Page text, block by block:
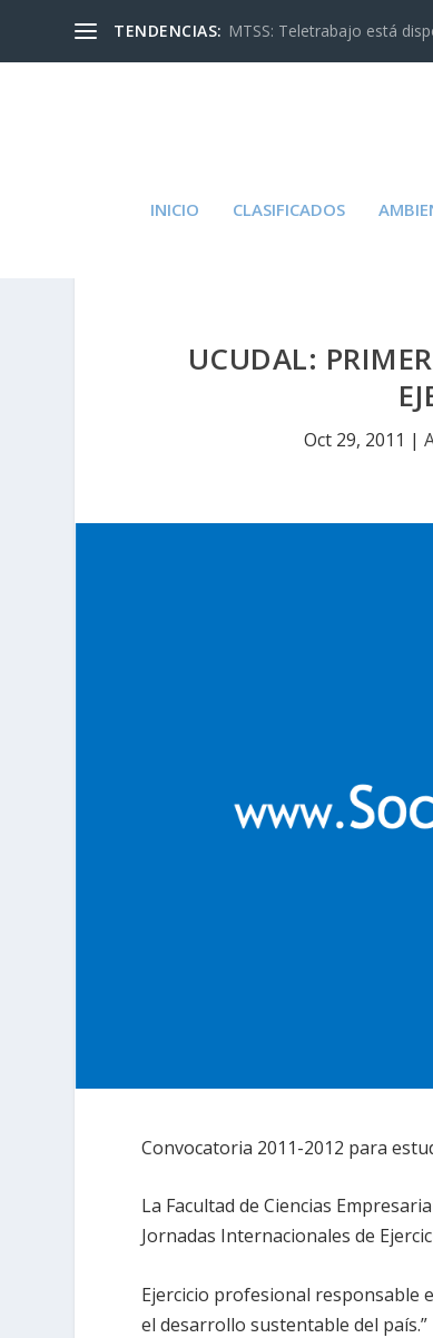
TENDENCIAS: MTSS: Teletrabajo está
INICIO CLASIFICADOS
UCUDAL:
Oct 29, 2011 |
Convocatoria 2011-2012 para
La Facultad de Ciencias
Jornadas Internacionales de
Ejercicio profesional responsable
el desarrollo sustentable del país.”